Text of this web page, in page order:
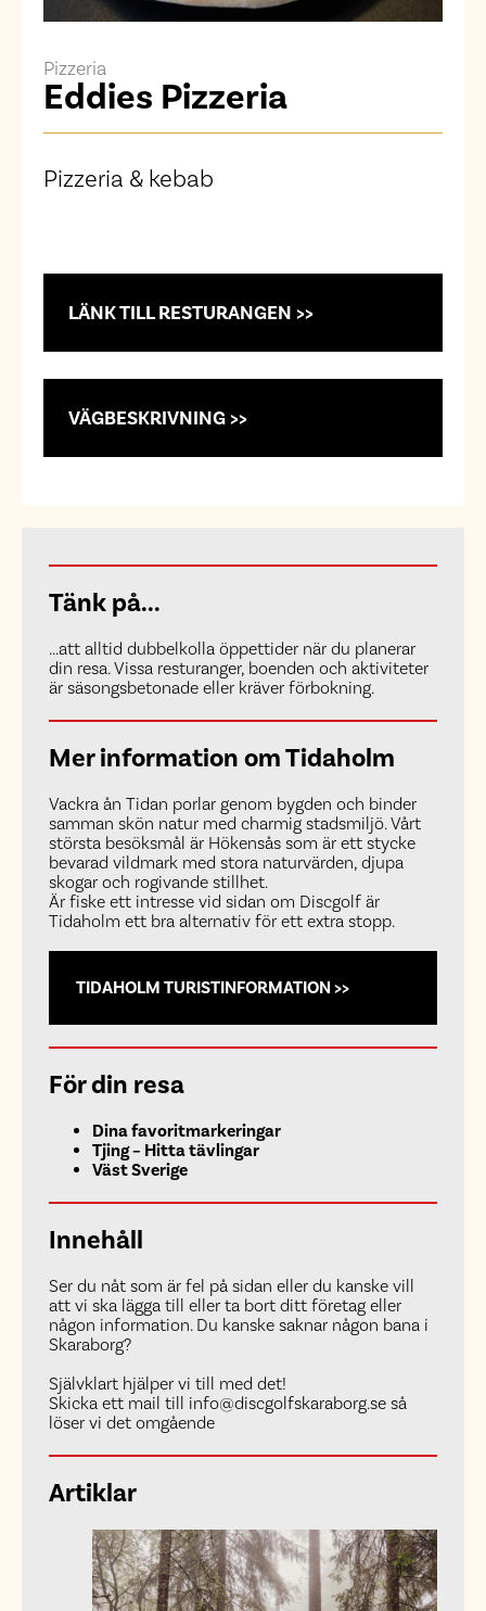
Pizzeria
Eddies Pizzeria
Pizzeria & kebab
LÄNK TILL RESTURANGEN >>
VÄGBESKRIVNING >>
Tänk på...
...att alltid dubbelkolla öppettider när du planerar
din resa. Vissa resturanger, boenden och aktiviteter
är säsongsbetonade eller kräver förbokning.
Mer information om Tidaholm
Vackra ån Tidan porlar genom bygden och binder
samman skön natur med charmig stadsmiljö. Vårt
största besöksmål är Hökensås som är ett stycke
bevarad vildmark med stora naturvärden, djupa
skogar och rogivande stillhet.
Är fiske ett intresse vid sidan om Discgolf är
Tidaholm ett bra alternativ för ett extra stopp.
TIDAHOLM TURISTINFORMATION >>
För din resa
Dina favoritmarkeringar
Tjing – Hitta tävlingar
Väst Sverige
Innehåll
Ser du nåt som är fel på sidan eller du kanske vill
att vi ska lägga till eller ta bort ditt företag eller
någon information. Du kanske saknar någon bana i
Skaraborg?
Självklart hjälper vi till med det!
Skicka ett mail till info@discgolfskaraborg.se så
löser vi det omgående
Artiklar